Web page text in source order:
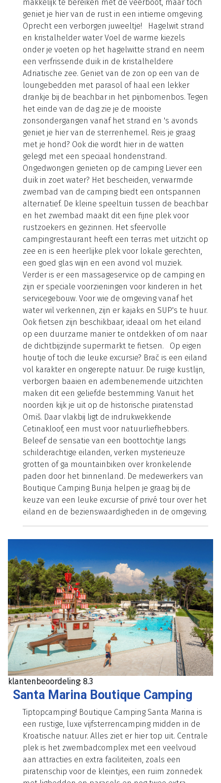
Boutique Camping Bunja
Klein paradijsje op het eiland Brač Op het eiland
Brač ligt een van de mooiste kleine campings van
Kroatië: Boutique Camping Bunja. Vanaf de camping
heb je een prachtig uitzicht over zee, met in de
verte het vasteland en de stad Split. Het eiland is
makkelijk te bereiken met de veerboot, maar toch
geniet je hier van de rust in een intieme omgeving.
Oprecht een verborgen juweeltje! Hagelwit strand
en kristalhelder water Voel de warme kiezels
onder je voeten op het hagelwitte strand en neem
een verfrissende duik in de kristalheldere
Adriatische zee. Geniet van de zon op een van de
loungebedden met parasol of haal een lekker
drankje bij de beachbar in het pijnbomenbos. Tegen
het einde van de dag zie je de mooiste
zonsondergangen vanaf het strand en 's avonds
geniet je hier van de sterrenhemel. Reis je graag
met je hond? Ook die wordt hier in de watten
gelegd met een speciaal hondenstrand.
Ongedwongen genieten op de camping Liever een
duik in zoet water? Het bescheiden, verwarmde
zwembad van de camping biedt een ontspannen
alternatief. De kleine speeltuin tussen de beachbar
en het zwembad maakt dit een fijne plek voor
rustzoekers en gezinnen. Het sfeervolle
campingrestaurant heeft een terras met uitzicht op
zee en is een heerlijke plek voor lokale gerechten,
een goed glas wijn en een avond vol muziek.
Verder is er een massageservice op de camping en
zijn er speciale voorzieningen voor kinderen in het
servicegebouw. Voor wie de omgeving vanaf het
water wil verkennen, zijn er kajaks en SUP's te huur.
Ook fietsen zijn beschikbaar, ideaal om het eiland
op een duurzame manier te ontdekken of om naar
de dichtbijzijnde supermarkt te fietsen. Op eigen
houtje of toch die leuke excursie? Brač is een eiland
vol karakter en ongerepte natuur. De ruige kustlijn,
verborgen baaien en adembenemende uitzichten
maken dit een geliefde bestemming. Vanuit het
Omiš. Daar vlakbij ligt de indrukwekkende
Beleef de sensatie van een boottochtje langs
schilderachtige eilanden, verken mysterieuze
grotten of ga mountainbiken over kronkelende
paden door het binnenland. De medewerkers van
Boutique Camping Bunja helpen je graag bij de
keuze van een leuke excursie of privé tour over het
eiland en de bezienswaardigheden in de omgeving.